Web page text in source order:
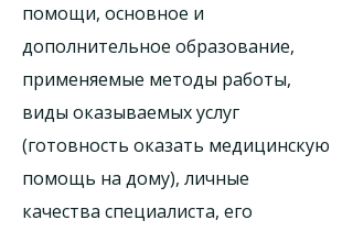
помощи, основное и
дополнительное образование,
применяемые методы работы,
виды оказываемых услуг
(готовность оказать медицинскую
помощь на дому), личные
качества специалиста, его